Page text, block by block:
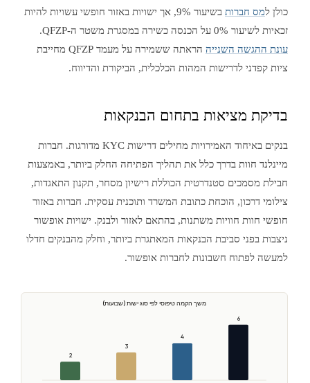
כולן למס חברות
בשיעור 9%, אך ישויות באזור חופשי עשויות להיות
זכאיות לשיעור 0% על הכנסה כשירה במסגרת משטר ה-QFZP.
עונת ההגשה השנייה
הראתה ששמירה על מעמד QFZP מחייבת
ציות קפדני לדרישות המהות הכלכלית, הביקורת והדיווח.
בדיקת מציאות בתחום הבנקאות
בנקים באיחוד האמירויות מחילים דרישות KYC מדורגות. חברות
מיינלנד חוות בדרך כלל את תהליך הפתיחה החלק ביותר, באמצעות
חבילת מסמכים סטנדרטית הכוללת רישיון מסחר, תקנון התאגדות,
צילומי דרכון, הוכחת כתובת המשרד ותוכנית עסקית. חברות באזור
חופשי חוות חוויות משתנות, בהתאם לאזור ולבנק. ישויות אופשור
ניצבות בפני סביבת הבנקאות המאתגרת ביותר, וחלק מהבנקים חדלו
למעשה לפתוח חשבונות לחברות אופשור.
משך הקמה טיפוסי לפי סוג ישות (שבועות)
2
3
4
6